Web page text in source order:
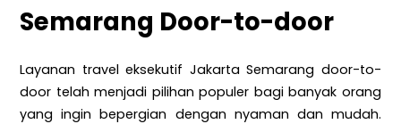
Semarang Door-to-door
Layanan travel eksekutif Jakarta Semarang door-to-
door telah menjadi pilihan populer bagi banyak orang
yang ingin bepergian dengan nyaman dan mudah.